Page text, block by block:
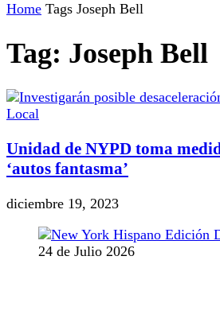
Home Tags Joseph Bell
Tag: Joseph Bell
Local
Unidad de NYPD toma
‘autos fantasma’
diciembre 19, 2023
24 de Julio 2026